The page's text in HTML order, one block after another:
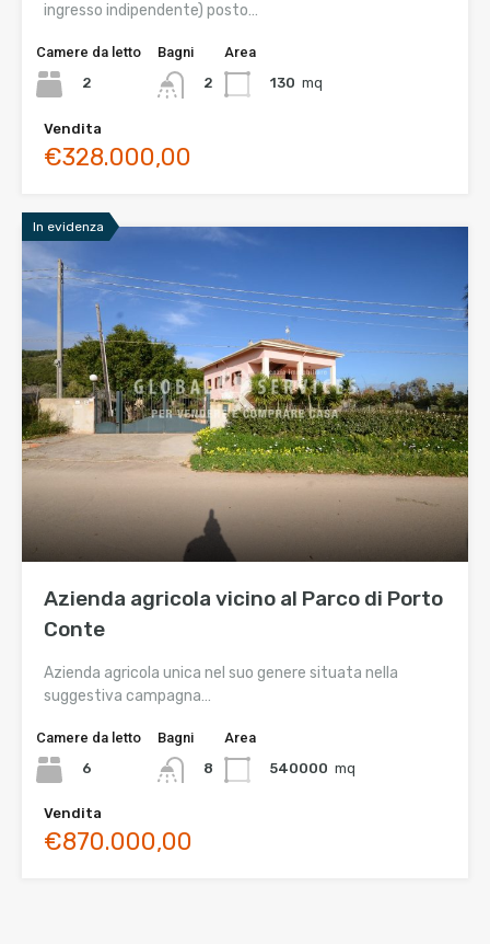
ingresso indipendente) posto…
Camere da letto
2
Bagni
2
Area
130 mq
Vendita
€328.000,00
In evidenza
Azienda agricola vicino al Parco di Porto
Conte
Azienda agricola unica nel suo genere situata nella
suggestiva campagna…
Camere da letto
6
Bagni
8
Area
540000 mq
Vendita
€870.000,00